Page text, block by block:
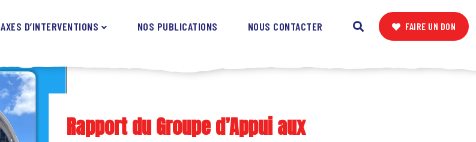
AXES D’INTERVENTIONS NOS PUBLICATIONS NOUS CONTACTER FAIRE UN DON
Rapport du Groupe d’Appui aux